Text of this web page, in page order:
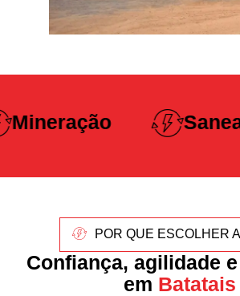
Saneamento
POR QUE ESCOLHER
Confiança, agilidade
em Batatais